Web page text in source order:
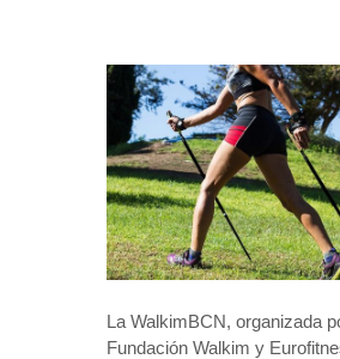
La WalkimBCN, organizada
Fundación Walkim y